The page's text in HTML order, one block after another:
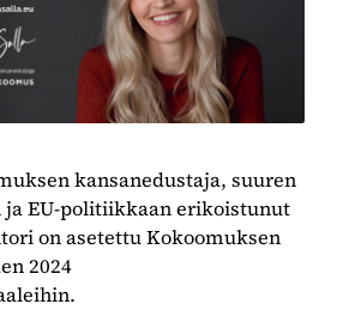
kansanedustaja, suuren
ja EU-politiikkaan erikoistunut
on asetettu Kokoomuksen
2024